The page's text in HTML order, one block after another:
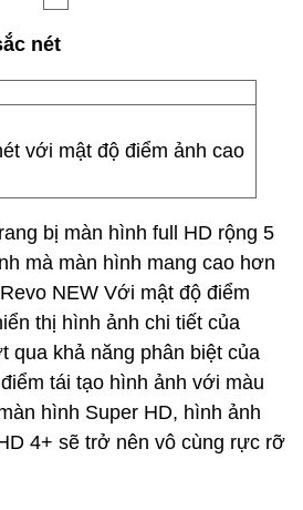
nét
với mật độ điểm ảnh cao
bị màn hình full HD rộng 5
mà màn hình mang cao hơn
NEW Với mật độ điểm
thị hình ảnh chi tiết của
qua khả năng phân biệt của
tái tạo hình ảnh với màu
hình Super HD, hình ảnh
4+ sẽ trở nên vô cùng rực rỡ